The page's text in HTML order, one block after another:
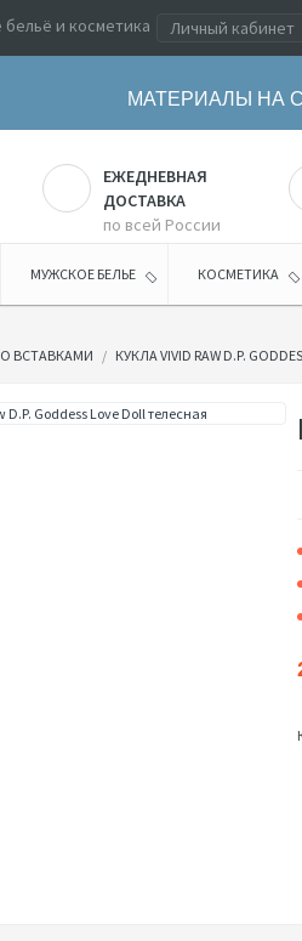
и косметика Личный кабинет
МАТЕРИАЛЫ НА
ЕЖЕДНЕВНАЯ
ДОСТАВКА
по всей России
МУЖСКОЕ БЕЛЬЕ КОСМЕТИКА
ВСТАВКАМИ КУКЛА VIVID RAW D.P.